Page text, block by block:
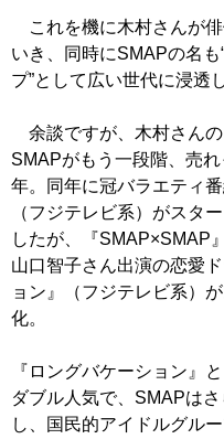
これを機に木村さんが
いき、同時にSMAPの名
プ”として広い世代に浸透
余談ですが、木村さん
SMAPがもう一段階、売
年。同年に冠バラエティ
（フジテレビ系）がスタ
したが、『SMAP×SMAP
山口智子さん出演の恋愛
ョン』（フジテレビ系）
化。
『ロングバケーション』
ダブル人気で、SMAPは
し、国民的アイドルグル